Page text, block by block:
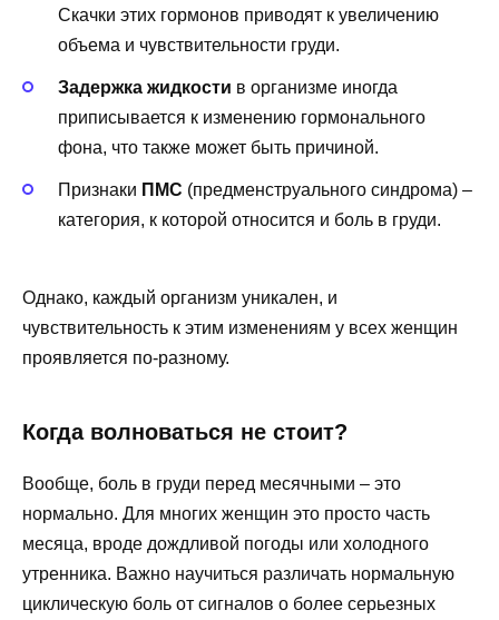
Скачки этих гормонов приводят к увеличению
объема и чувствительности груди.
Задержка жидкости в организме иногда
приписывается к изменению гормонального
фона, что также может быть причиной.
Признаки ПМС (предменструального синдрома) –
категория, к которой относится и боль в груди.
Однако, каждый организм уникален, и
чувствительность к этим изменениям у всех женщин
проявляется по-разному.
Когда волноваться не стоит?
Вообще, боль в груди перед месячными – это
нормально. Для многих женщин это просто часть
месяца, вроде дождливой погоды или холодного
утренника. Важно научиться различать нормальную
циклическую боль от сигналов о более серьезных